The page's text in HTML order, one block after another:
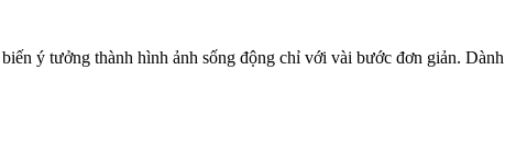
ý tưởng thành hình ảnh sống động chỉ với vài bước đơn giản.